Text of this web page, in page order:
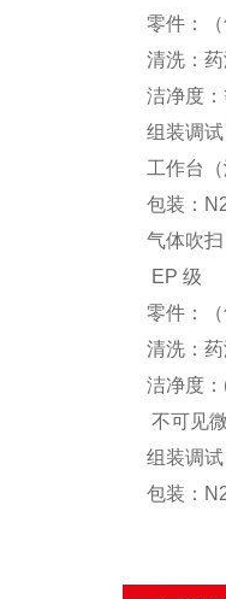
零件：
清洗：
洁净度
组装调
工作台
包装：
气体吹
EP 级
零件：
清洗：
洁净度
不可见
组装调
包装：